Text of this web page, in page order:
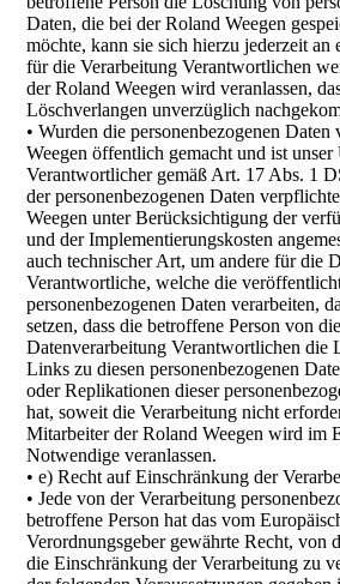
Daten, die bei der Roland Weegen
möchte, kann sie sich hierzu jederzeit an
für die Verarbeitung Verantwortlichen
der Roland Weegen wird veranlassen,
Löschverlangen unverzüglich
• Wurden die personenbezogenen Daten
Weegen öffentlich gemacht und ist unser
Verantwortlicher gemäß Art. 17 Abs. 1
der personenbezogenen Daten
Weegen unter Berücksichtigung der
und der Implementierungskosten
auch technischer Art, um andere für die
Verantwortliche, welche die
personenbezogenen Daten verarbeiten,
setzen, dass die betroffene Person von
Datenverarbeitung Verantwortlichen die
Links zu diesen personenbezogenen
oder Replikationen dieser
hat, soweit die Verarbeitung nicht
Mitarbeiter der Roland Weegen wird im
Notwendige veranlassen.
• e) Recht auf Einschränkung der
• Jede von der Verarbeitung
betroffene Person hat das vom
Verordnungsgeber gewährte Recht, von
die Einschränkung der Verarbeitung zu